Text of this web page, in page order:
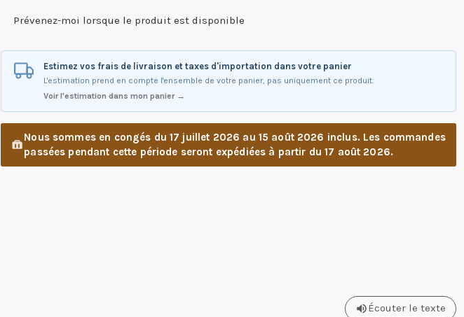
Estimez vos frais de livraison et taxes d'importation dans votre panier
L'estimation prend en compte l'ensemble de votre panier, pas uniquement ce produit.
Voir l'estimation dans mon panier →
Nous sommes en congés du 17 juillet 2026 au 15 août 2026 inclus. Les commandes
passées pendant cette période seront expédiées à partir du 17 août 2026.
Écouter le texte